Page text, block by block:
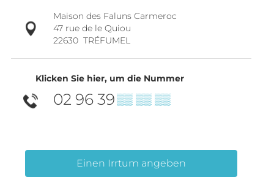
Maison des Faluns Carmeroc
47 rue de le Quiou
22630 TRÉFUMEL
Klicken Sie hier, um die Nummer
02 96 39▒▒ ▒▒ ▒▒
Einen Irrtum angeben